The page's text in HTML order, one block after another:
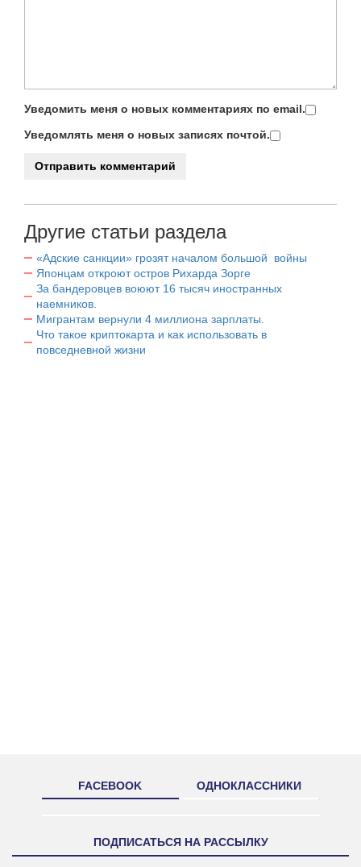
Уведомить меня о новых комментариях по email.
Уведомлять меня о новых записях почтой.
Другие статьи раздела
«Адские санкции» грозят началом большой войны
Японцам откроют остров Рихарда Зорге
За бандеровцев воюют 16 тысяч иностранных
наемников.
Мигрантам вернули 4 миллиона зарплаты.
Что такое криптокарта и как использовать в
повседневной жизни
FACEBOOK ОДНОКЛАССНИКИ
ПОДПИСАТЬСЯ НА РАССЫЛКУ